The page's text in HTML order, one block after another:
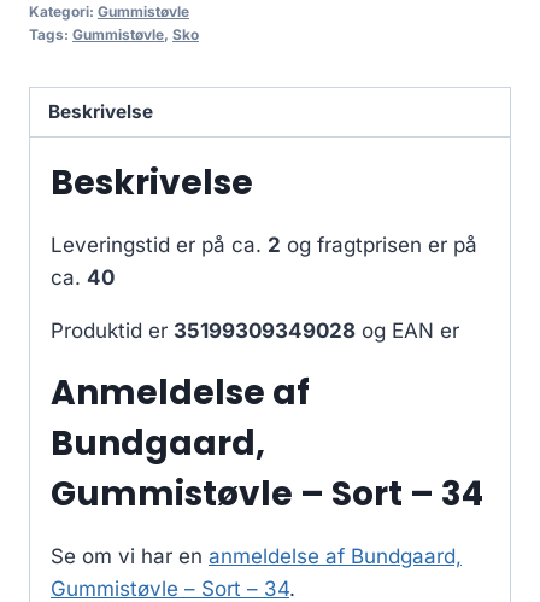
Kategori: Gummistøvle
Tags: Gummistøvle, Sko
Beskrivelse
Beskrivelse
Leveringstid er på ca. 2 og fragtprisen er på
ca. 40
Produktid er 35199309349028 og EAN er
Anmeldelse af
Bundgaard,
Gummistøvle – Sort – 34
Se om vi har en anmeldelse af Bundgaard,
Gummistøvle – Sort – 34.